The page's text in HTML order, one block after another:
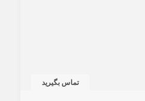
تماس بگیرید